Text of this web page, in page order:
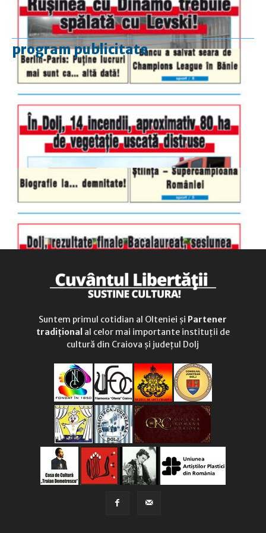
program publicitate
luni-vineri
9.00 - 17.00
duminică
9.00 - 12.00
Suntem primul cotidian al Olteniei și Partener
tradițional al celor mai importante instituții de
cultură din Craiova și județul Dolj